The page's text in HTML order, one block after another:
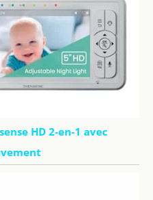
HD 2-en-1 avec